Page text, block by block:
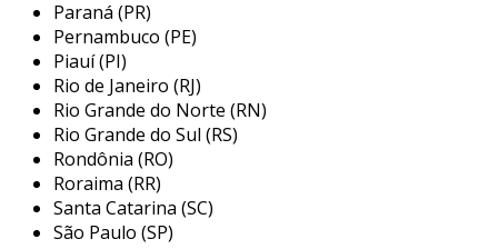
a análise técnica especializada é uma das
etapas fundamentais do nosso serviço. nossa
equipe avalia cada ponto crítico com base em
normas técnicas nacionais e internacionais,
propondo soluções de segurança sob medida
para sua operação. com um plano de ação
estruturado, elaboramos um detalhamento das
adequações necessárias, priorizando as
intervenções com base no nível de risco,
Paraná (PR)
Pernambuco (PE)
Piauí (PI)
Rio de Janeiro (RJ)
Rio Grande do Norte (RN)
Rio Grande do Sul (RS)
Rondônia (RO)
Roraima (RR)
Santa Catarina (SC)
São Paulo (SP)